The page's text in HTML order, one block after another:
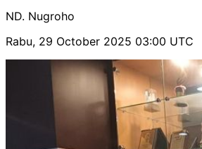
ND. Nugroho
Rabu, 29 October 2025 03:00 UTC